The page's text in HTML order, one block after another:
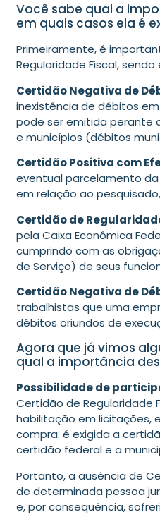
Você sabe qual a
em quais casos ela é
Primeiramente, é
Regularidade Fiscal, sendo
Certidão Negativa de
inexistência de débitos
pode ser emitida perante
e municípios (débitos
Certidão Positiva com
eventual parcelamento
em relação ao
Certidão de
pela Caixa Econômica
cumprindo com as
de Serviço) de seus
Certidão Negativa de
trabalhistas que uma
débitos oriundos de
Agora que já vimos
qual a importância
Possibilidade de
Certidão de Regularidade
habilitação em licitações,
compra: é exigida a
certidão federal e a
Portanto, a ausência de
de determinada pessoa
e, por consequência,